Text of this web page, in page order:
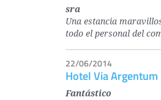
sra
Una estancia
todo el personal del
22/06/2014
Hotel Via Argentum
Fantástico